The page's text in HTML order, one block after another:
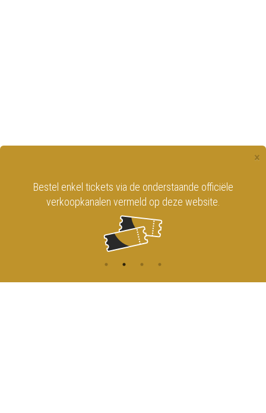
×
Bestel enkel tickets via de onderstaande officiële
verkoopkanalen vermeld op deze website.